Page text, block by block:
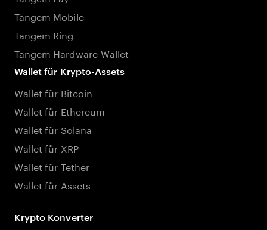
Tangem Mobile
Tangem Ring
Tangem Hardware-Wallet
Wallet für Krypto-Assets
Wallet für Bitcoin
Wallet für Ethereum
Wallet für Solana
Wallet für XRP
Wallet für Tether
Wallet für Assets
Krypto Konverter